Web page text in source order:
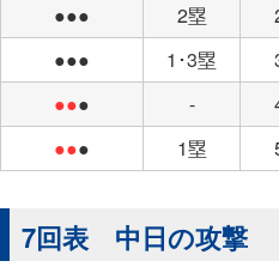
●●●
2塁
●●●
1･3塁
●●● -
●●● 1塁
7回表 中日の攻撃